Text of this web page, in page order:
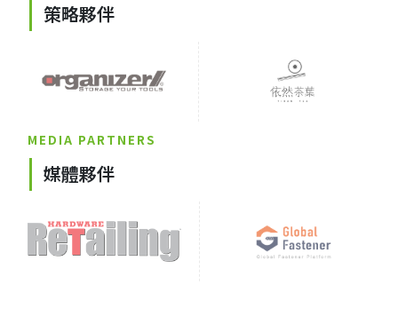
策略夥伴
MEDIA PARTNERS
媒體夥伴